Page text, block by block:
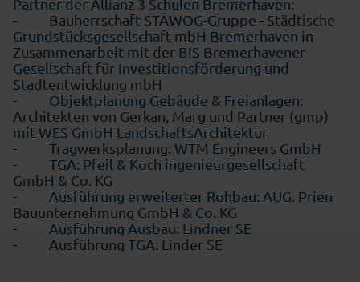
Partner der Allianz 3 Schulen Bremerhaven:
- Bauherrschaft STÄWOG-Gruppe - Städtische
Grundstücksgesellschaft mbH Bremerhaven in
Zusammenarbeit mit der BIS Bremerhavener
Gesellschaft für Investitionsförderung und
Stadtentwicklung mbH
- Objektplanung Gebäude & Freianlagen:
Architekten von Gerkan, Marg und Partner (gmp)
mit WES GmbH LandschaftsArchitektur
- Tragwerksplanung: WTM Engineers GmbH
- TGA: Pfeil & Koch ingenieurgesellschaft
GmbH & Co. KG
- Ausführung erweiterter Rohbau: AUG. Prien
Bauunternehmung GmbH & Co. KG
- Ausführung Ausbau: Lindner SE
- Ausführung TGA: Linder SE